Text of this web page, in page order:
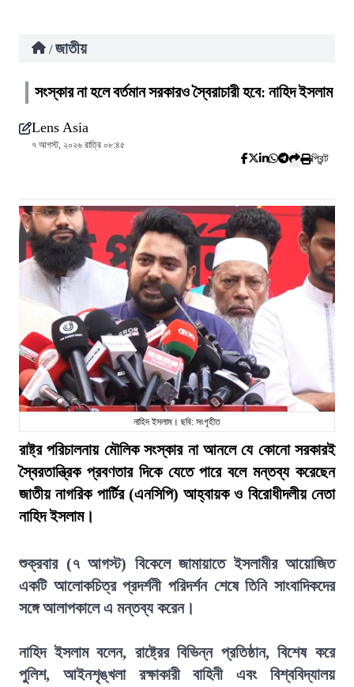
/ জাতীয়
সংস্কার না হলে বর্তমান সরকারও স্বৈরাচারী হবে: নাহিদ ইসলাম
Lens Asia
৭ আগস্ট, ২০২৬ রাত্রি ০৮:৪৫
প্রিন্ট
নাহিদ ইসলাম। ছবি: সংগৃহীত
রাষ্ট্র পরিচালনায় মৌলিক সংস্কার না আনলে যে কোনো সরকারই
স্বৈরতান্ত্রিক প্রবণতার দিকে যেতে পারে বলে মন্তব্য করেছেন
জাতীয় নাগরিক পার্টির (এনসিপি) আহ্বায়ক ও বিরোধীদলীয় নেতা
নাহিদ ইসলাম।
শুক্রবার (৭ আগস্ট) বিকেলে জামায়াতে ইসলামীর আয়োজিত
একটি আলোকচিত্র প্রদর্শনী পরিদর্শন শেষে তিনি সাংবাদিকদের
সঙ্গে আলাপকালে এ মন্তব্য করেন।
নাহিদ ইসলাম বলেন, রাষ্ট্রের বিভিন্ন প্রতিষ্ঠান, বিশেষ করে
পুলিশ, আইনশৃঙ্খলা রক্ষাকারী বাহিনী এবং বিশ্ববিদ্যালয়